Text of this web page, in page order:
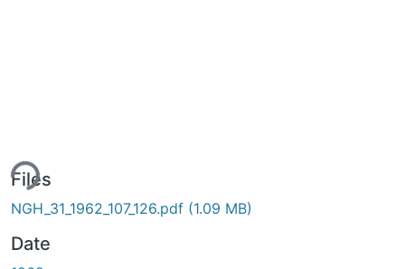
Files
NGH_31_1962_107_126.pdf (1.09 MB)
Date